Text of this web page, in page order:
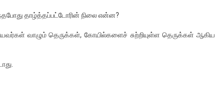
தாழ்த்தப்பட்டோரின் நிலை என்ன?
வாழும் தெருக்கள், கோயில்களைச் சுற்றியுள்ள தெருக்கள் ஆகிய